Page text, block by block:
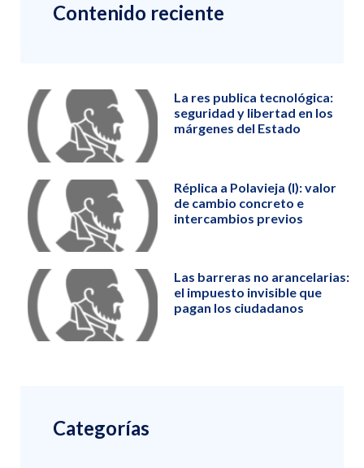
Contenido reciente
La res publica tecnológica:
seguridad y libertad en los
márgenes del Estado
Réplica a Polavieja (I): valor
de cambio concreto e
intercambios previos
Las barreras no arancelarias:
el impuesto invisible que
pagan los ciudadanos
Categorías